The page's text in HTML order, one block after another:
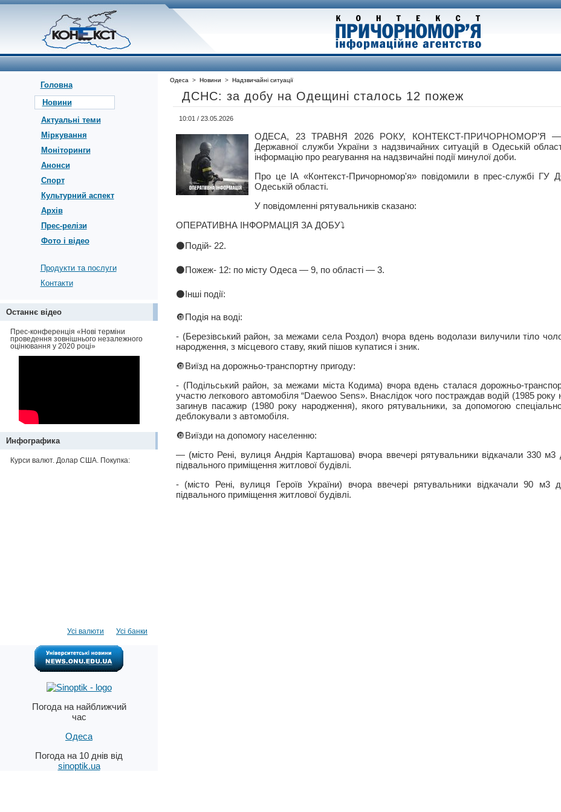
Головна
Новини
Актуальні теми
Міркування
Моніторинги
Анонси
Спорт
Культурний аспект
Архів
Прес-релізи
Фото і відео
Продукти та послуги
Контакти
Останнє відео
Прес-конференція «Нові терміни
проведення зовнішнього незалежного
оцінювання у 2020 році»
Инфографика
Курси валют. Долар США. Покупка:
Усі банки
Усі валюти
Погода на найближчий
час
Одеса
Погода на 10 днів від
sinoptik.ua
Одеса > Новини > Надзвичайні ситуації
ДСНС: за добу на Одещині сталось 12 пожеж
10:01 / 23.05.2026
ОДЕСА, 23 ТРАВНЯ 2026 РОКУ, КОНТЕКСТ-ПРИЧОРНОМОР’Я —
Державної служби України з надзвичайних ситуацій в Одеській
інформацію про реагування на надзвичайні події минулої доби.
Про це ІА «Контекст-Причорномор'я» повідомили в прес-службі ГУ
Одеській області.
У повідомленні рятувальників сказано:
ОПЕРАТИВНА ІНФОРМАЦІЯ ЗА ДОБУ⤵️
⚫️Подій- 22.
⚫️Пожеж- 12: по місту Одеса — 9, по області — 3.
⚫️Інші події:
🔘Подія на воді:
- (Березівський район, за межами села Роздол) вчора вдень водолази вилучили тіло
народження, з місцевого ставу, який пішов купатися і зник.
🔘Виїзд на дорожньо-транспортну пригоду:
- (Подільський район, за межами міста Кодима) вчора вдень сталася дорожньо-
участю легкового автомобіля “Daewoo Sens». Внаслідок чого постраждав водій (1985
загинув пасажир (1980 року народження), якого рятувальники, за допомогою
деблокували з автомобіля.
🔘Виїзди на допомогу населенню:
— (місто Рені, вулиця Андрія Карташова) вчора ввечері рятувальники відкачали 330
підвального приміщення житлової будівлі.
- (місто Рені, вулиця Героїв України) вчора ввечері рятувальники відкачали 90 м3
підвального приміщення житлової будівлі.